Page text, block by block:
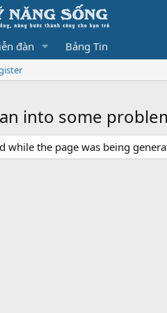
đàn Bảng Tin
into some
while the page was being